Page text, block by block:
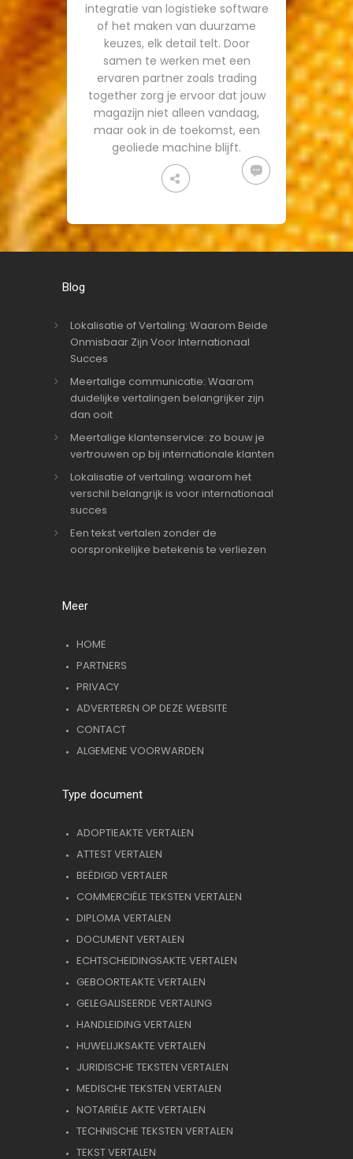
integratie van logistieke software
of het maken van duurzame
keuzes, elk detail telt. Door
samen te werken met een
ervaren partner zoals trading
together zorg je ervoor dat jouw
magazijn niet alleen vandaag,
maar ook in de toekomst, een
geoliede machine blijft.
Blog
Lokalisatie of Vertaling: Waarom Beide
Onmisbaar Zijn Voor Internationaal
Succes
Meertalige communicatie: Waarom
duidelijke vertalingen belangrijker zijn
dan ooit
Meertalige klantenservice: zo bouw je
vertrouwen op bij internationale klanten
Lokalisatie of vertaling: waarom het
verschil belangrijk is voor internationaal
succes
Een tekst vertalen zonder de
oorspronkelijke betekenis te verliezen
Meer
HOME
PARTNERS
PRIVACY
ADVERTEREN OP DEZE WEBSITE
CONTACT
ALGEMENE VOORWARDEN
Type document
ADOPTIEAKTE VERTALEN
ATTEST VERTALEN
BEËDIGD VERTALER
COMMERCIËLE TEKSTEN VERTALEN
DIPLOMA VERTALEN
DOCUMENT VERTALEN
ECHTSCHEIDINGSAKTE VERTALEN
GEBOORTEAKTE VERTALEN
GELEGALISEERDE VERTALING
HANDLEIDING VERTALEN
HUWELIJKSAKTE VERTALEN
JURIDISCHE TEKSTEN VERTALEN
MEDISCHE TEKSTEN VERTALEN
NOTARIËLE AKTE VERTALEN
TECHNISCHE TEKSTEN VERTALEN
TEKST VERTALEN